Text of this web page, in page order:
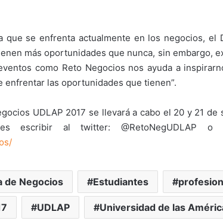
que se enfrenta actualmente en los negocios, el
más oportunidades que nunca, sin embargo,
como Reto Negocios nos ayuda a
enfrentar las oportunidades que tienen”.
UDLAP 2017 se llevará a cabo el 20 y 21 de
escribir al twitter: @RetoNegUDLAP o
de Negocios Estudiantes
UDLAP Universidad de las